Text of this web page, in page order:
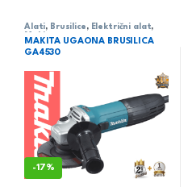
Alati, Brusilice , Električni alat,
MAKITA UGAONA BRUSILICA
GA4530
-17%